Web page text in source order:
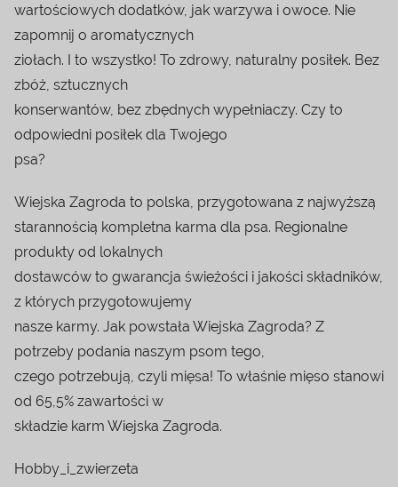
wartościowych dodatków, jak warzywa i owoce. Nie
zapomnij o aromatycznych
ziołach. I to wszystko! To zdrowy, naturalny posiłek. Bez
zbóż, sztucznych
konserwantów, bez zbędnych wypełniaczy. Czy to
odpowiedni posiłek dla Twojego
psa?
Wiejska Zagroda to polska, przygotowana z najwyższą
starannością kompletna karma dla psa. Regionalne
produkty od lokalnych
dostawców to gwarancja świeżości i jakości składników,
z których przygotowujemy
nasze karmy. Jak powstała Wiejska Zagroda? Z
potrzeby podania naszym psom tego,
czego potrzebują, czyli mięsa! To właśnie mięso stanowi
od 65,5% zawartości w
składzie karm Wiejska Zagroda.
Hobby_i_zwierzeta